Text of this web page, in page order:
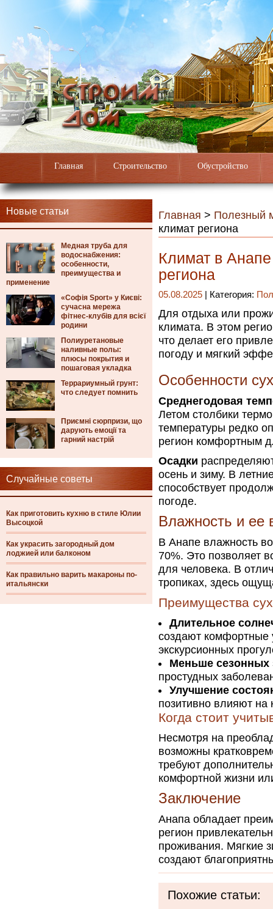
Главная Строительство Обустройство
Новые статьи
Медная труба для
водоснабжения:
особенности,
преимущества и
применение
«Софія Sport» у Києві:
сучасна мережа
фітнес-клубів для всієї
родини
Полиуретановые
наливные полы:
плюсы покрытия и
пошаговая укладка
Террариумный грунт:
что следует помнить
Приємні сюрпризи, що
дарують емоції та
гарний настрій
Случайные советы
Как приготовить кухню в стиле Юлии
Высоцкой
Как украсить загородный дом
лоджией или балконом
Как правильно варить макароны по-
итальянски
Главная > Полезный
климат региона
Климат в
региона
05.08.2025 | Категория:
Для отдыха или
климата. В этом
что делает его
погоду и мягкий
Особенности
Среднегодовая
Летом столбики
температуры редко
регион комфортным
Осадки
осень и зиму. В
способствует
погоде.
Влажность и ее
В Анапе влажность
70%. Это позволяет
для человека. В
тропиках, здесь
Преимущества
Длительное
создают комфортные
экскурсионных
Меньше сезонных
простудных
Улучшение
позитивно влияют на
Когда стоит
Несмотря на
возможны
требуют
комфортной жизни
Заключение
Анапа обладает
регион
проживания. Мягкие
создают
Похожие статьи: